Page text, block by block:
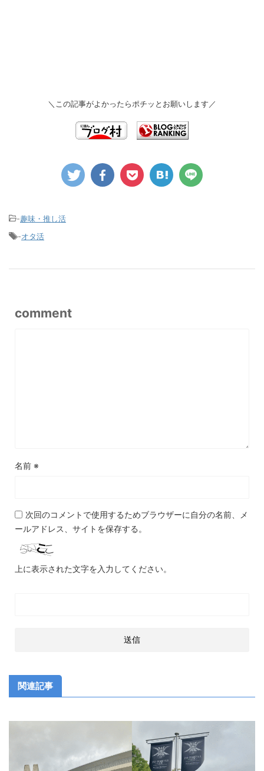
＼この記事がよかったらポチッとお願いします／
-趣味・推し活
-オタ活
comment
名前 ※
次回のコメントで使用するためブラウザーに自分の名前、メ
ールアドレス、サイトを保存する。
上に表示された文字を入力してください。
関連記事